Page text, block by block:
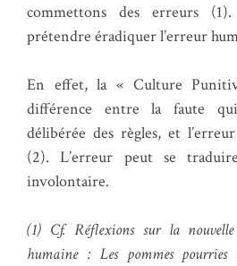
commettons des erreurs
prétendre éradiquer l’erreur
En effet, la « Culture
différence entre la faute
délibérée des règles, et
(2). L’erreur peut se
involontaire.
(1) Cf. Réflexions sur la nouvelle
humaine : Les pommes pourries